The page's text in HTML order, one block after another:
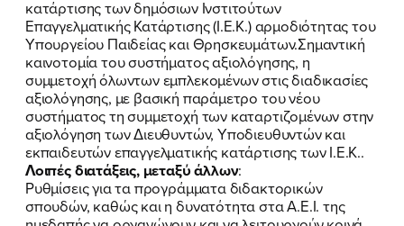
κατάρτισης των δημόσιων Ινστιτούτων
Επαγγελματικής Κατάρτισης (Ι.Ε.Κ.) αρμοδιότητας του
Υπουργείου Παιδείας και Θρησκευμάτων.Σημαντική
καινοτομία του συστήματος αξιολόγησης, η
συμμετοχή όλωντων εμπλεκομένων στις διαδικασίες
αξιολόγησης, με βασική παράμετρο του νέου
συστήματος τη συμμετοχή των καταρτιζομένων στην
αξιολόγηση των Διευθυντών, Υποδιευθυντών και
εκπαιδευτών επαγγελματικής κατάρτισης των Ι.Ε.Κ..
Λοιπές διατάξεις, μεταξύ άλλων:
Ρυθμίσεις για τα προγράμματα διδακτορικών
σπουδών, καθώς και η δυνατότητα στα Α.Ε.Ι. της